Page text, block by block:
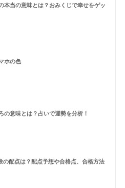
本当の意味とは？おみくじで幸せをゲッ
ホの色
の意味とは？占いで運勢を分析！
の配点は？配点予想や合格点、合格方法